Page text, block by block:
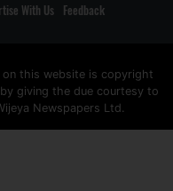
With Us Feedback
this website is copyright
giving the due courtesy to
Newspapers Ltd.